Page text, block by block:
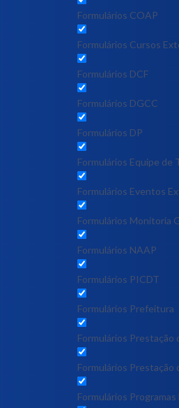
Formulários COAP
Formulários Cursos
Formulários DCF
Formulários DGCC
Formulários DP
Formulários Equipe de
Formulários Eventos
Formulários Monitoria
Formulários NAAP
Formulários PICDT
Formulários Prefeitura
Formulários Prestação
Formulários Prestação
Formulários